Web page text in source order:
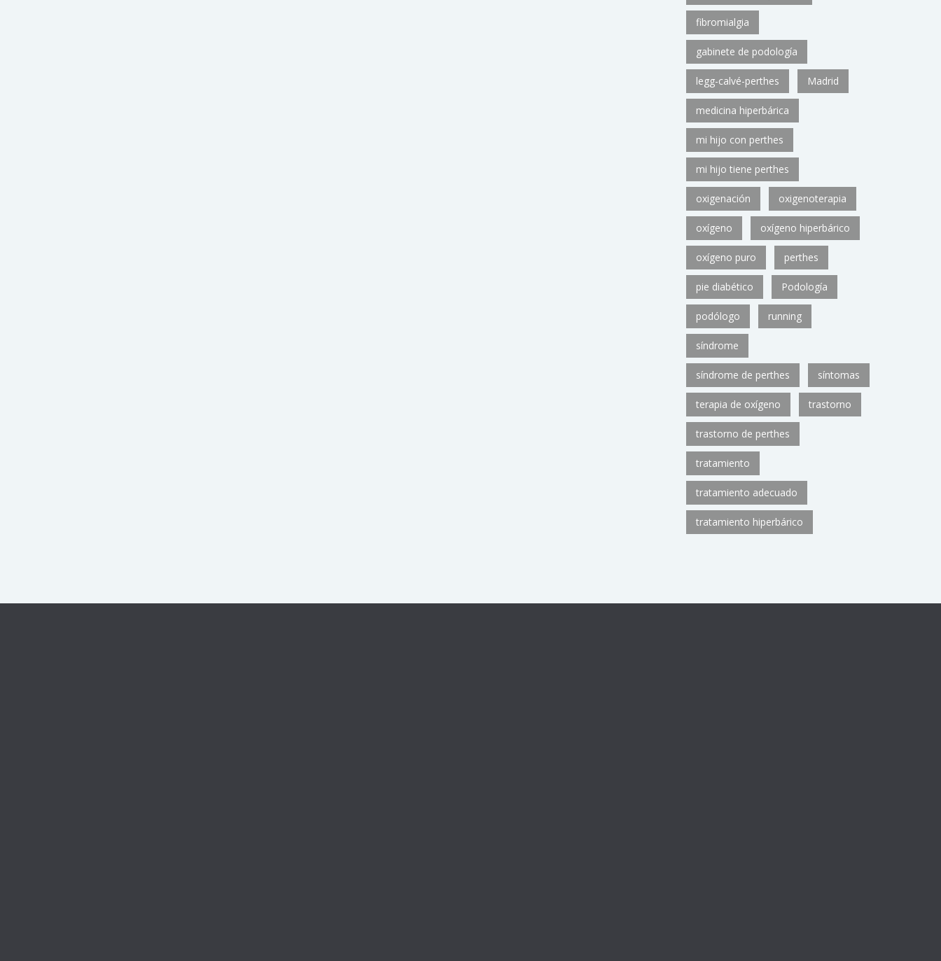
fibromialgia
gabinete de podología
legg-calvé-perthes Madrid
medicina hiperbárica
mi hijo con perthes
mi hijo tiene perthes
oxigenación oxigenoterapia
oxígeno oxígeno hiperbárico
oxígeno puro perthes
pie diabético Podología
podólogo running
síndrome
síndrome de perthes síntomas
terapia de oxígeno trastorno
trastorno de perthes
tratamiento
tratamiento adecuado
tratamiento hiperbárico